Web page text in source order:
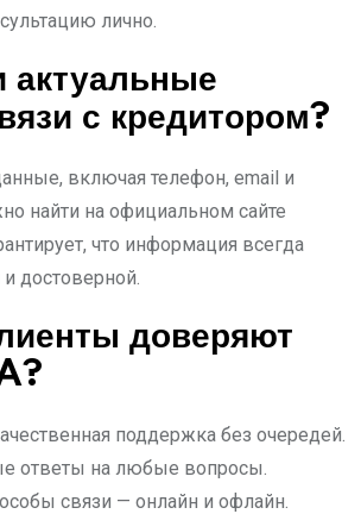
лично.
актуальные
с кредитором?
включая телефон, email и
найти на официальном сайте
что информация всегда
достоверной.
доверяют
поддержка без очередей.
ответы на любые вопросы.
связи — онлайн и офлайн.